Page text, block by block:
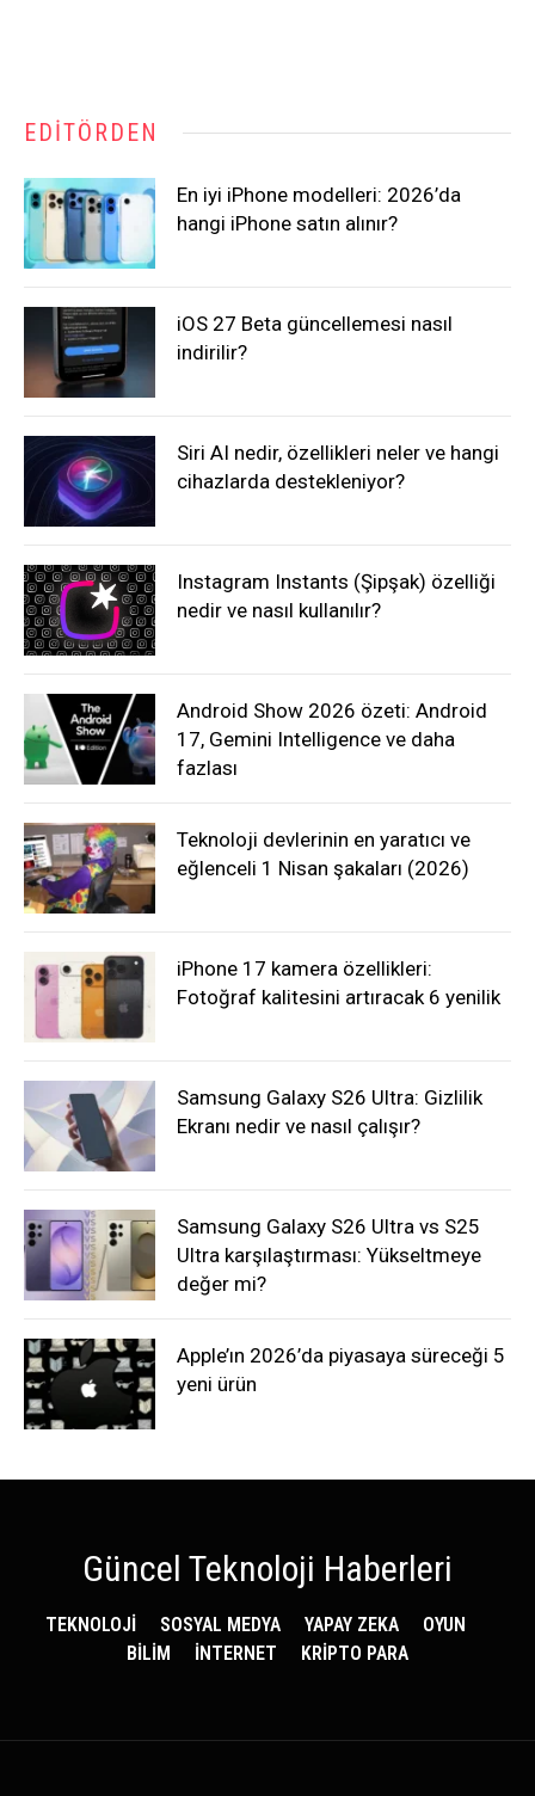
EDITÖRDEN
En iyi iPhone modelleri: 2026’da
hangi iPhone satın alınır?
iOS 27 Beta güncellemesi nasıl
indirilir?
Siri AI nedir, özellikleri neler ve hangi
cihazlarda destekleniyor?
Instagram Instants (Şipşak) özelliği
nedir ve nasıl kullanılır?
Android Show 2026 özeti: Android
17, Gemini Intelligence ve daha
fazlası
Teknoloji devlerinin en yaratıcı ve
eğlenceli 1 Nisan şakaları (2026)
iPhone 17 kamera özellikleri:
Fotoğraf kalitesini artıracak 6 yenilik
Samsung Galaxy S26 Ultra: Gizlilik
Ekranı nedir ve nasıl çalışır?
Samsung Galaxy S26 Ultra vs S25
Ultra karşılaştırması: Yükseltmeye
değer mi?
Apple’ın 2026’da piyasaya süreceği 5
yeni ürün
Güncel Teknoloji Haberleri
TEKNOLOJİ SOSYAL MEDYA YAPAY ZEKA
OYUN
BİLİM
İNTERNET KRİPTO PARA